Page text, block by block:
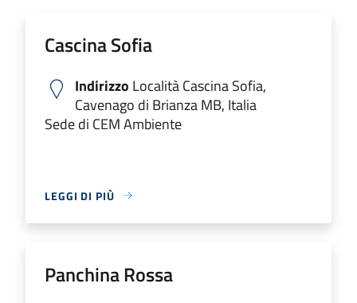
Cascina Sofia
Indirizzo Località Cascina Sofia,
Cavenago di Brianza MB, Italia
Sede di CEM Ambiente
LEGGI DI PIÙ
Panchina Rossa